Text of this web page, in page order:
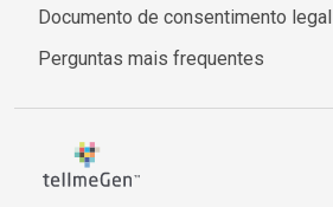
Documento de consentimento legal
Perguntas mais frequentes